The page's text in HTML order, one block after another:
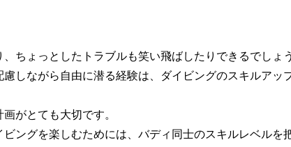
ちょっとしたトラブルも笑い飛ばしたりできるでしょ
しながら自由に潜る経験は、ダイビングのスキルアッ
がとても大切です。
ングを楽しむためには、バディ同士のスキルレベルを